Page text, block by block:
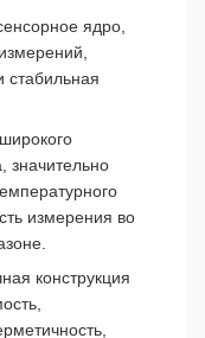
ядро,
стабильная
значительно
измерения во
конструкция